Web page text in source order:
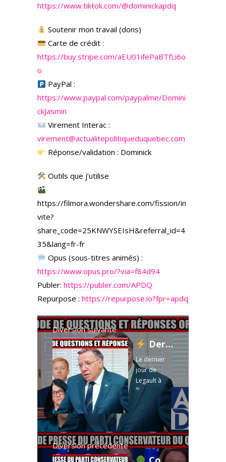
https://www.tiktok.com/@dominickapdq
Soutenir mon travail (dons)
Carte de crédit :
https://buy.stripe.com/aEU01ifePaBTfLi6o
o
PayPal :
https://www.paypal.com/paypalme/Domini
ckJasmin
Virement Interac :
virement@actualitepolitiqueduquebec.com
Réponse/validation : Dominick
Outils que j’utilise
https://filmora.wondershare.com/fission/in
vite?
share_code=25KNWYSEIsH&referral_id=4
35&lang=fr-fr
Opus (sous-titres animés) :
https://www.opus.pro/?via=f84d94
Publer: https://publer.com/APDQ
Repurpose : https://repurpose.io?fpr=apdq
Diversion suivante
Dernière journée de Legault : l'opposition ne lui fait aucun cadeau
Le dernier
jour de
Legault à
l'AN :
éducation,
DPJ, DSN et
exposent 8
ans de
promesses
Diversion précédente